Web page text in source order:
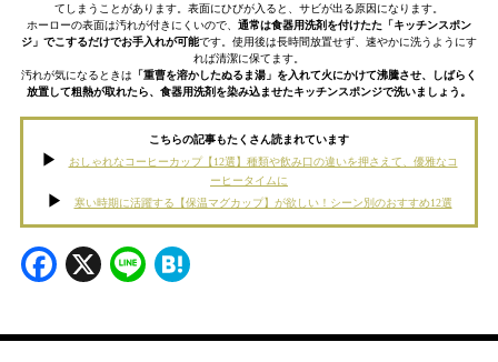
てしまうことがあります。表面にひびが入ると、サビが出る原因になります。
ホーローの表面は汚れが付きにくいので、 通常は食器用洗剤を付けたた「キッチンスポン
ジ」でこするだけでお手入れが可能です。使用後は長時間放置せず、速やかに洗うようにす
れば清潔に保てます。
汚れが気になるときは 「重曹を溶かしたぬるま湯」を入れて火にかけて沸騰させ、しばらく
放置して粗熱が取れたら、食器用洗剤を染み込ませたキッチンスポンジで洗いましょう。
こちらの記事もたくさん読まれています
おしゃれなコーヒーカップ【12選】種類や飲み口の違いを押さえて、優雅なコ
ーヒータイムに
寒い時期に活躍する【保温マグカップ】が欲しい！シーン別のおすすめ12選
Facebook
X Line